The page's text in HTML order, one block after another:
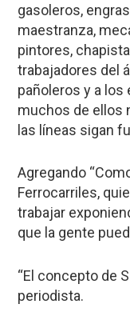
gasoleros,
maestranza,
pintores,
trabajadores del
pañoleros y a
muchos de ellos
las líneas sigan
Agregando
Ferrocarriles,
trabajar
que la gente
“El concepto de
periodista.